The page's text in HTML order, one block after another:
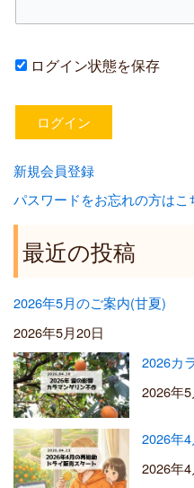
ログイン状態を保存
新規会員登録
パスワードをお忘れの方はこ
最近の投稿
2026年5月のご案内(甘夏)
2026年5月20日
2026カ
2026年
2026年
2026年